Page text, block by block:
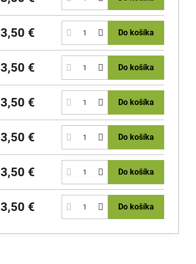
3,50 € Do košíka
3,50 € Do košíka
3,50 € Do košíka
3,50 € Do košíka
3,50 € Do košíka
3,50 € Do košíka